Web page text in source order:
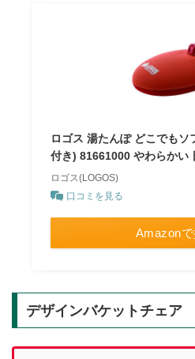
ロゴス 湯たんぽ どこでもソ
付き) 81661000 やわらかい
ロゴス(LOGOS)
口コミを見る
Amazon
デザインバケットチェア